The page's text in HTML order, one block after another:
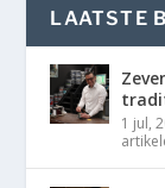
LAATSTE
1 jul,